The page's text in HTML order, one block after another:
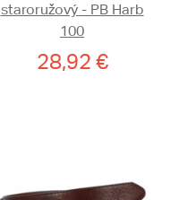
staroružový - PB Harb
100
28,92 €